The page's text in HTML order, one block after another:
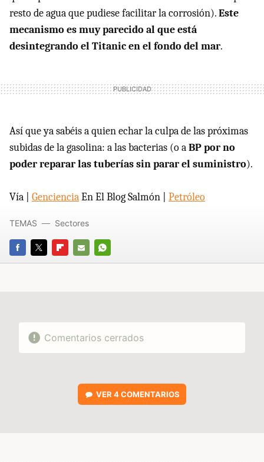
resto de agua que pudiese facilitar la corrosión).Este
mecanismo es muy parecido al que está
desintegrando el Titanic en el fondo del mar.
Así que ya sabéis a quien echar la culpa de las próximas
subidas de la gasolina: a las bacterias (o aBP por no
poder reparar las tuberías sin parar el suministro).
Vía | GencienciaEn El Blog Salmón | Petróleo
FACEBOOK
TWITTERFLIPBOARD
E-
WHATSAPP
TEMAS Sectores
Comentarios cerrados
VER 4 COMENTARIOS